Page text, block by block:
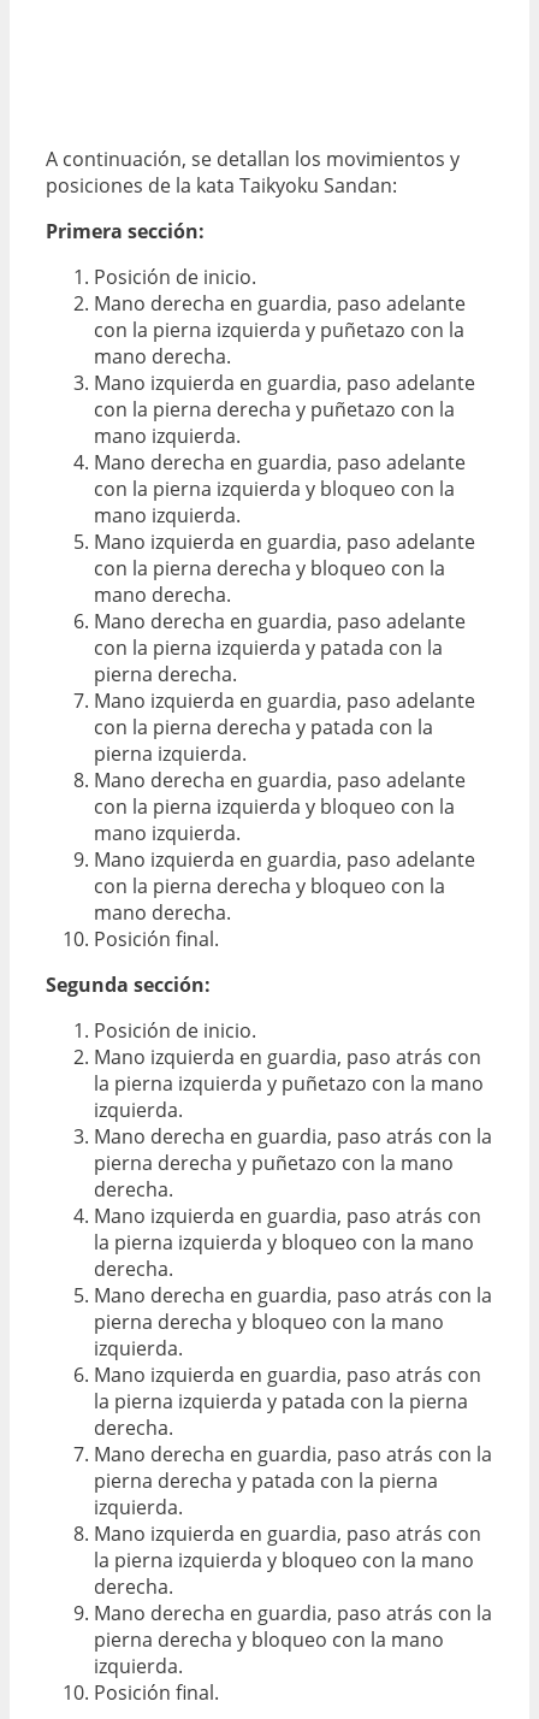
A continuación, se detallan los movimientos y
posiciones de la kata Taikyoku Sandan:
Primera sección:
Posición de inicio.
Mano derecha en guardia, paso adelante
con la pierna izquierda y puñetazo con la
mano derecha.
Mano izquierda en guardia, paso adelante
con la pierna derecha y puñetazo con la
mano izquierda.
Mano derecha en guardia, paso adelante
con la pierna izquierda y bloqueo con la
mano izquierda.
Mano izquierda en guardia, paso adelante
con la pierna derecha y bloqueo con la
mano derecha.
Mano derecha en guardia, paso adelante
con la pierna izquierda y patada con la
pierna derecha.
Mano izquierda en guardia, paso adelante
con la pierna derecha y patada con la
pierna izquierda.
Mano derecha en guardia, paso adelante
con la pierna izquierda y bloqueo con la
mano izquierda.
Mano izquierda en guardia, paso adelante
con la pierna derecha y bloqueo con la
mano derecha.
Posición final.
Segunda sección:
Posición de inicio.
Mano izquierda en guardia, paso atrás con
la pierna izquierda y puñetazo con la mano
izquierda.
Mano derecha en guardia, paso atrás con la
pierna derecha y puñetazo con la mano
derecha.
Mano izquierda en guardia, paso atrás con
la pierna izquierda y bloqueo con la mano
derecha.
Mano derecha en guardia, paso atrás con la
pierna derecha y bloqueo con la mano
izquierda.
Mano izquierda en guardia, paso atrás con
la pierna izquierda y patada con la pierna
derecha.
Mano derecha en guardia, paso atrás con la
pierna derecha y patada con la pierna
izquierda.
Mano izquierda en guardia, paso atrás con
la pierna izquierda y bloqueo con la mano
derecha.
Mano derecha en guardia, paso atrás con la
pierna derecha y bloqueo con la mano
izquierda.
Posición final.